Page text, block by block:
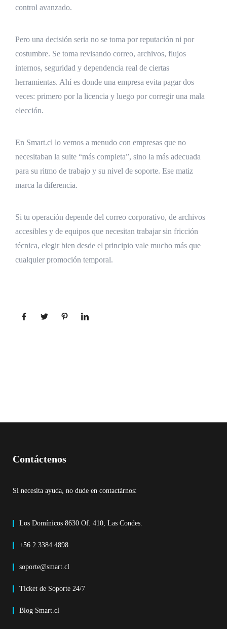
control avanzado.
Pero una decisión seria no se toma por reputación ni por
costumbre. Se toma revisando correo, archivos, flujos
internos, seguridad y dependencia real de ciertas
herramientas. Ahí es donde una empresa evita pagar dos
veces: primero por la licencia y luego por corregir una mala
elección.
En Smart.cl lo vemos a menudo con empresas que no
necesitaban la suite “más completa”, sino la más adecuada
para su ritmo de trabajo y su nivel de soporte. Ese matiz
marca la diferencia.
Si tu operación depende del correo corporativo, de archivos
accesibles y de equipos que necesitan trabajar sin fricción
técnica, elegir bien desde el principio vale mucho más que
cualquier promoción temporal.
Contáctenos
Si necesita ayuda, no dude en contactárnos:
Los Domínicos 8630 Of. 410, Las Condes.
+56 2 3384 4898
soporte@smart.cl
Ticket de Soporte 24/7
Blog Smart.cl